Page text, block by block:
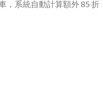
，系統自動計算額外 85 折